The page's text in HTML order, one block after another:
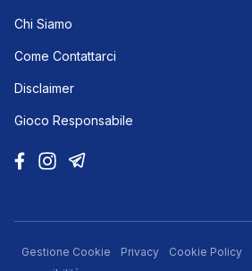
Chi Siamo
Come Contattarci
Disclaimer
Gioco Responsabile
Gestione Cookie Privacy Cookie Policy